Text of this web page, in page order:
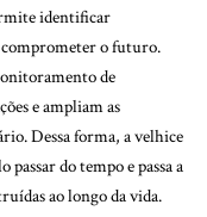
identificar
comprometer o futuro.
de
e ampliam as
Dessa forma, a velhice
passar do tempo e passa a
ao longo da vida.